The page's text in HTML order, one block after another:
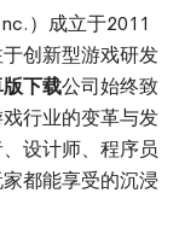
）成立于2011
创新型游戏研发
下载公司始终致
行业的变革与发
设计师、程序员
都能享受的沉浸